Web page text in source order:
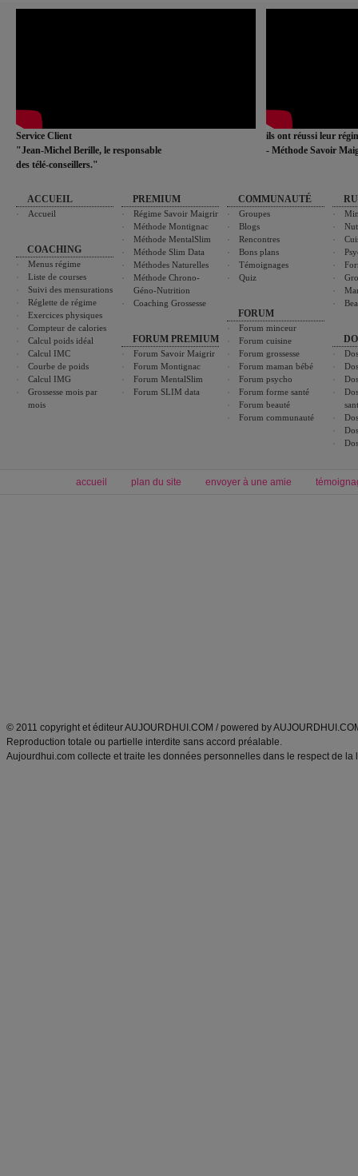
Service Client
"Jean-Michel Berille, le responsable
des télé-conseillers."
ils ont réussi leur
- Méthode Savoir
ACCUEIL
Accueil
COACHING
Menus régime
Liste de courses
Suivi des mensurations
Réglette de régime
Exercices physiques
Compteur de calories
Calcul poids idéal
Calcul IMC
Courbe de poids
Calcul IMG
Grossesse mois par
mois
PREMIUM
Régime Savoir Maigrir
Méthode Montignac
Méthode MentalSlim
Méthode Slim Data
Méthodes Naturelles
Méthode Chrono-
Géno-Nutrition
Coaching Grossesse
FORUM PREMIUM
Forum Savoir Maigrir
Forum Montignac
Forum MentalSlim
Forum SLIM data
COMMUNAUTÉ
Groupes
Blogs
Rencontres
Bons plans
Témoignages
Quiz
FORUM
Forum minceur
Forum cuisine
Forum grossesse
Forum maman bébé
Forum psycho
Forum forme santé
Forum beauté
Forum communauté
accueil plan du site envoyer à une amie
© 2011 copyright et éditeur AUJOURDHUI.COM / powered by
Reproduction totale ou partielle interdite sans accord préalable.
Aujourdhui.com collecte et traite les données personnelles dans le respect de